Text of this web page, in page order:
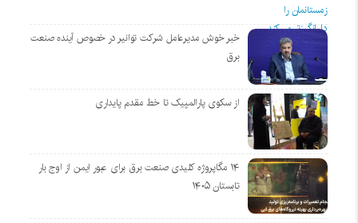
خبر خوش مدیرعامل شرکت توانیر در خصوص آینده صنعت
برق
از سکوی پارالمپیک تا خط مقدم پایداری
۱۴ مگاپروژه‌ کلیدی صنعت برق برای عبور ایمن از اوج بار
تابستان ۱۴۰۵